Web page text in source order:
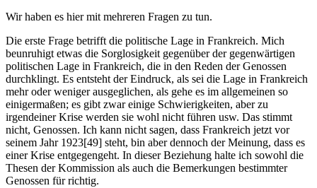
Wir haben es hier mit mehreren Fragen zu tun.
Die erste Frage betrifft die politische Lage in Frankreich. Mich
beunruhigt etwas die Sorglosigkeit gegenüber der gegenwärtigen
politischen Lage in Frankreich, die in den Reden der Genossen
durchklingt. Es entsteht der Eindruck, als sei die Lage in Frankreich
mehr oder weniger ausgeglichen, als gehe es im allgemeinen so
einigermaßen; es gibt zwar einige Schwierigkeiten, aber zu
irgendeiner Krise werden sie wohl nicht führen usw. Das stimmt
nicht, Genossen. Ich kann nicht sagen, dass Frankreich jetzt vor
seinem Jahr 1923[49] steht, bin aber dennoch der Meinung, dass es
einer Krise entgegengeht. In dieser Beziehung halte ich sowohl die
Thesen der Kommission als auch die Bemerkungen bestimmter
Genossen für richtig.